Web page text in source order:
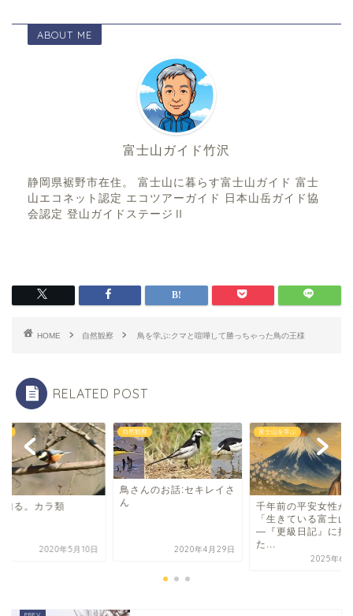
ABOUT ME
富士山ガイド竹沢
静岡県裾野市在住。 富士山に暮らす富士山ガイド 富士
山エコネット認定 エコツアーガイド 日本山岳ガイド協
会認定 登山ガイドステージⅡ
HOME 自然観察 鳥を学ぶ:クマと喧嘩して勝っちゃった鳥の王様
RELATED POST
知る。カラ類
2020年5月10日
自然観察
鳥さんのお話:セキレイさ
ん
2020年4月29日
富士山を学ぶ
千年前の平安女性が
「生きている富士山
―『更級日記』に描
た...
2025年6